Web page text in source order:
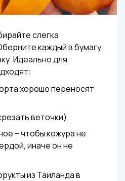
слегка
каждый в бумагу
Идеально для
хорошо переносят
веточки).
– чтобы кожура не
иначе он не
из Таиланда в